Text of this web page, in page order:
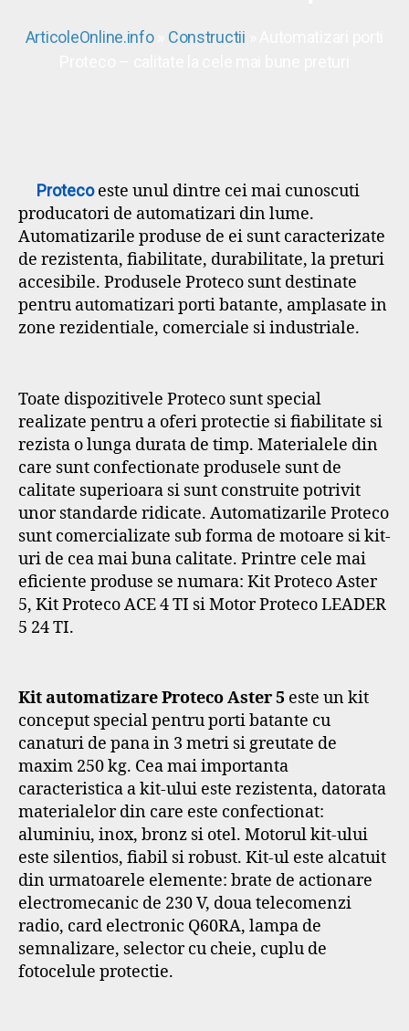
ArticoleOnline.info» Constructii
Protecoeste unul dintre cei mai cunoscuti
producatori de automatizari din lume.
Automatizarile produse de ei sunt caracterizate
de rezistenta, fiabilitate, durabilitate, la preturi
accesibile. Produsele Proteco sunt destinate
pentru automatizari porti batante, amplasate in
zone rezidentiale, comerciale si industriale.
Toate dispozitivele Proteco sunt special
realizate pentru a oferi protectie si fiabilitate si
rezista o lunga durata de timp. Materialele din
care sunt confectionate produsele sunt de
calitate superioara si sunt construite potrivit
unor standarde ridicate. Automatizarile Proteco
sunt comercializate sub forma de motoare si kit-
uri de cea mai buna calitate. Printre cele mai
eficiente produse se numara: Kit Proteco Aster
5, Kit Proteco ACE 4 TI si Motor Proteco LEADER
5 24 TI.
Kit automatizare Proteco Aster 5 este un kit
conceput special pentru porti batante cu
canaturi de pana in 3 metri si greutate de
maxim 250 kg. Cea mai importanta
caracteristica a kit-ului este rezistenta, datorata
materialelor din care este confectionat:
aluminiu, inox, bronz si otel. Motorul kit-ului
este silentios, fiabil si robust. Kit-ul este alcatuit
din urmatoarele elemente: brate de actionare
electromecanic de 230 V, doua telecomenzi
radio, card electronic Q60RA, lampa de
semnalizare, selector cu cheie, cuplu de
fotocelule protectie.